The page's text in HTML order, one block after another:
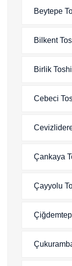
Beytepe
Bilkent
Birlik
Cebeci
Çankaya
Çayyolu